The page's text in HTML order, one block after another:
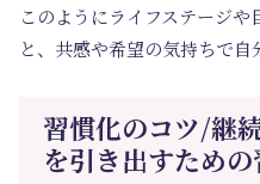
このようにライフステージ
と、共感や希望の気持ちで自
習慣化のコツ/継
を引き出すための